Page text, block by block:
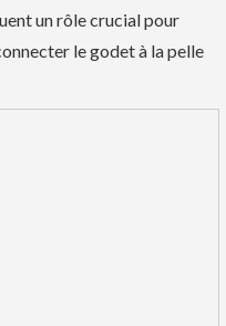
un rôle crucial pour
le godet à la pelle